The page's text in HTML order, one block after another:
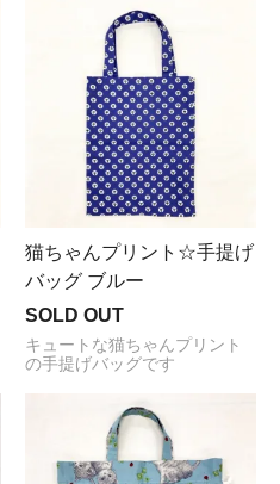
猫ちゃんプリント☆手提げ
バッグ ブルー
SOLD OUT
キュートな猫ちゃんプリント
の手提げバッグです